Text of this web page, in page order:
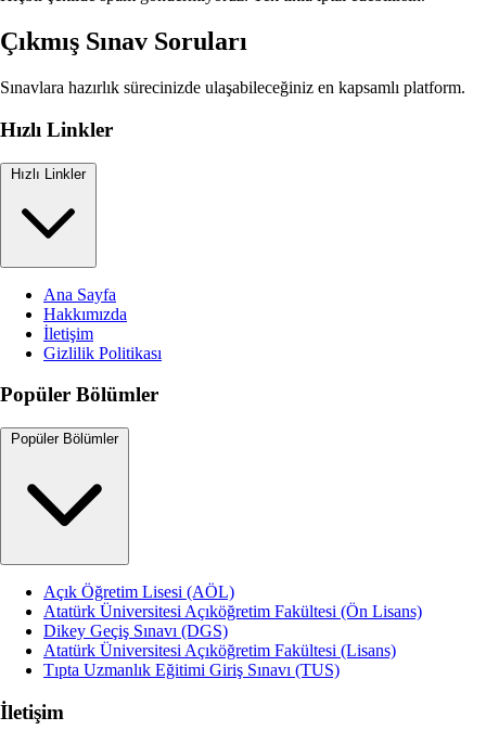
Çıkmış Sınav Soruları
Sınavlara hazırlık sürecinizde ulaşabileceğiniz en kapsamlı platform.
Hızlı Linkler
Hızlı Linkler
Ana Sayfa
Hakkımızda
İletişim
Gizlilik Politikası
Popüler Bölümler
Popüler Bölümler
Açık Öğretim Lisesi (AÖL)
Atatürk Üniversitesi Açıköğretim Fakültesi (Ön Lisans)
Dikey Geçiş Sınavı (DGS)
Atatürk Üniversitesi Açıköğretim Fakültesi (Lisans)
Tıpta Uzmanlık Eğitimi Giriş Sınavı (TUS)
İletişim